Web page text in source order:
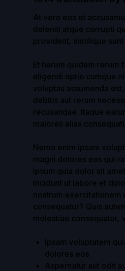
At vero eos et
deleniti atque corrupti
provident, similique
Et harum quidem rerum
eligendi optio cumque
voluptas assumenda
debitis aut rerum
recusandae. Itaque
maiores alias
Nemo enim ipsam
magni dolores eos qui
ipsum quia dolor sit
incidunt ut labore et
nostrum exercitationem
consequatur? Quis
molestiae consequatur,
Ipsam voluptatem
dolores eos.
Aspernatur aut odit